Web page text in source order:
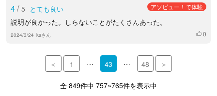
4/ 5 とても良い アソビュー！で体験
説明が良かった。しらないことがたくさんあった。
2024/3/24 ksさん いいね
0
＜ 1 … 43 … 48 ＞
全 849件中 757~765件を表示中